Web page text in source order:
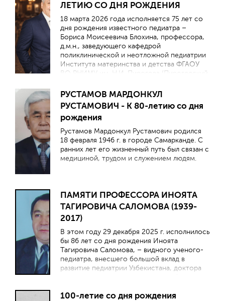
заслуженный врач города Москвы
ЛЕТИЮ СО ДНЯ РОЖДЕНИЯ
18 марта 2026 года исполняется 75 лет со
дня рождения известного педиатра –
Бориса Моисеевича Блохина, профессора,
д.м.н., заведующего кафедрой
поликлинической и неотложной педиатрии
Института материнства и детства ФГАОУ
ВО РНИМУ им. Н.И. Пирогова (Пироговский
звания “Почетный заведующий кафедрой”.
РУСТАМОВ МАРДОНКУЛ
РУСТАМОВИЧ - К 80-летию со дня
рождения
Рустамов Мардонкул Рустамович родился
18 февраля 1946 г. в городе Самарканде. С
ранних лет его жизненный путь был связан с
медициной, трудом и служением людям.
ПАМЯТИ ПРОФЕССОРА ИНОЯТА
ТАГИРОВИЧА САЛОМОВА (1939-
2017)
В этом году 29 декабря 2025 г. исполнилось
бы 86 лет со дня рождения Иноята
Тагировича Саломова, – видного ученого-
педиатра, внесшего большой вклад в
развитие педиатрии Узбекистана, доктора
100-летие со дня рождения